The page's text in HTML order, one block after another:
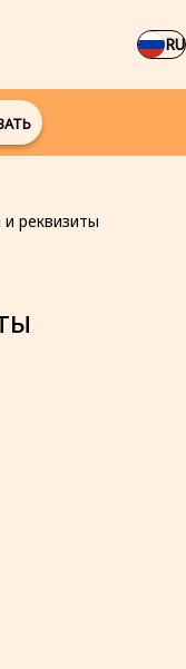
RU
реквизиты